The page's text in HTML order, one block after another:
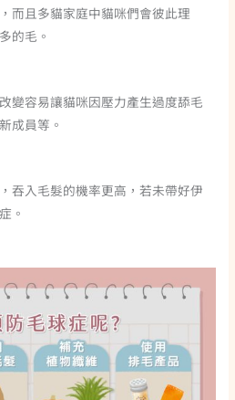
而且多貓家庭中貓咪們會彼此理
的毛。
變容易讓貓咪因壓力產生過度舔毛
成員等。
吞入毛髮的機率更高 ，若未帶好伊
。